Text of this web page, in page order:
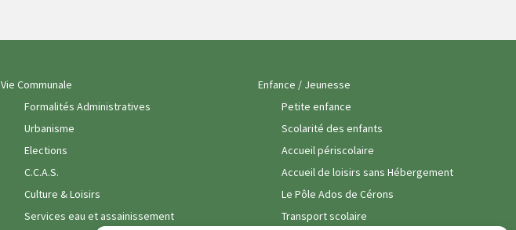
Vie Communale
Formalités Administratives
Urbanisme
Elections
C.C.A.S.
Culture & Loisirs
Services eau et assainissement
Enfance / Jeunesse
Petite enfance
Scolarité des enfants
Accueil périscolaire
Accueil de loisirs sans Hébergement
Le Pôle Ados de Cérons
Transport scolaire